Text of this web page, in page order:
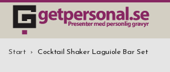
PRESENTER & PRYLAR
Start Cocktail Shaker Laguiole Bar Set